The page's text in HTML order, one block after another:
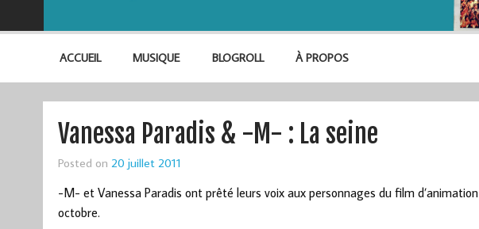
ACCUEIL MUSIQUE BLOGROLL À PROPOS
Vanessa Paradis & -M- : La seine
Posted on 20 juillet 2011
-M- et Vanessa Paradis ont prêté leurs voix aux personnages du film d’animation
octobre.